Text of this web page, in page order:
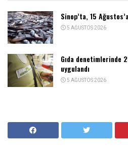
Sinop’ta, 15
5 AĞUSTOS 2026
Gıda denetimlerinde
uygulandı
5 AĞUSTOS 2026